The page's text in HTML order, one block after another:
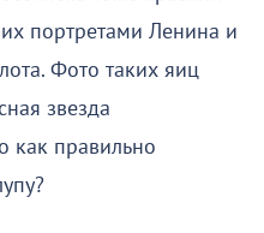
портретами Ленина и
Фото таких яиц
звезда
как правильно